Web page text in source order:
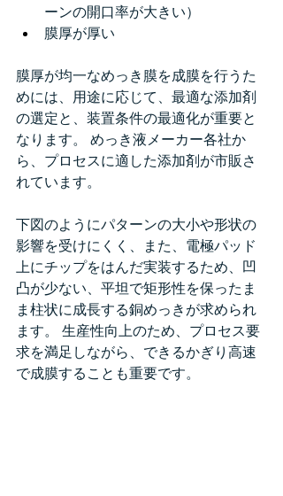
ーンの開口率が大きい）
膜厚が厚い
膜厚が均一なめっき膜を成膜を行うた
めには、用途に応じて、最適な添加剤
の選定と、装置条件の最適化が重要と
なります。 めっき液メーカー各社か
ら、プロセスに適した添加剤が市販さ
れています。
下図のようにパターンの大小や形状の
影響を受けにくく、また、電極パッド
上にチップをはんだ実装するため、凹
凸が少ない、平坦で矩形性を保ったま
ま柱状に成長する銅めっきが求められ
ます。 生産性向上のため、プロセス要
求を満足しながら、できるかぎり高速
で成膜することも重要です。